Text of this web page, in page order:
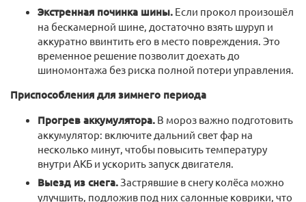
Экстренная починка шины. Если прокол произошёл
на бескамерной шине, достаточно взять шуруп и
аккуратно ввинтить его в место повреждения. Это
временное решение позволит доехать до
шиномонтажа без риска полной потери управления.
Приспособления для зимнего периода
Прогрев аккумулятора. В мороз важно подготовить
аккумулятор: включите дальний свет фар на
несколько минут, чтобы повысить температуру
внутри АКБ и ускорить запуск двигателя.
Выезд из снега.Застрявшие в снегу колёса можно
улучшить, подложив под них салонные коврики, что